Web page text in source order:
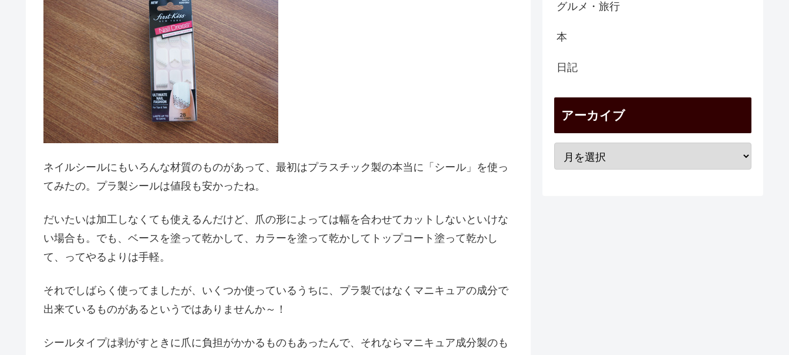
ネイルシールにもいろんな材質のものがあって、最初はプラスチック製の本当に「シール」を使っ
てみたの。プラ製シールは値段も安かったね。
だいたいは加工しなくても使えるんだけど、爪の形によっては幅を合わせてカットしないといけな
い場合も。でも、ベースを塗って乾かして、カラーを塗って乾かしてトップコート塗って乾かし
て、ってやるよりは手軽。
それでしばらく使ってましたが、いくつか使っているうちに、プラ製ではなくマニキュアの成分で
出来ているものがあるというではありませんか～！
シールタイプは剥がすときに爪に負担がかかるものもあったんで、それならマニキュア成分製のも
グルメ・旅行
本
日記
アーカイブ